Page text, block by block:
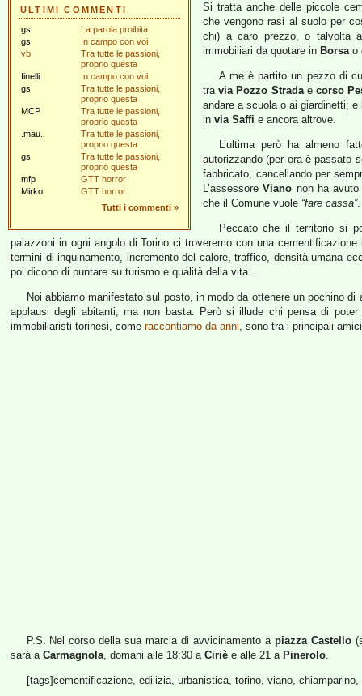
ULTIMI COMMENTI
gs
La parola proibita
gs
In campo con voi
vb
Tra tutte le passioni,
proprio questa
finelli
In campo con voi
gs
Tra tutte le passioni,
proprio questa
MCP
Tra tutte le passioni,
proprio questa
.mau.
Tra tutte le passioni,
proprio questa
gs
Tra tutte le passioni,
proprio questa
mfp
GTT horror
Mirko
GTT horror
Tutti i commenti »
Si tratta anche delle piccole
che vengono rasi al suolo per
chi) a caro prezzo, o talvolta
immobiliari da quotare in Borsao
A me è partito un pezzo di
travia Pozzo Stradaecorso
andare a scuola o ai giardinetti;
in via Saffi e ancora altrove.
L’ultima però ha almeno
autorizzando (per ora è passato
fabbricato, cancellando per
L’assessoreViano non ha
che il Comune vuole “fare cassa”.
Peccato che il territorio si
palazzoni in ogni angolo di Torino ci troveremo con una
termini di inquinamento, incremento del calore, traffico, densità umana
poi dicono di puntare su turismo e qualità della vita…
Noi abbiamo manifestato sul posto, in modo da ottenere un pochino
applausi degli abitanti, ma non basta. Però si illude chi pensa di
immobiliaristi torinesi, come raccontiamo da anni, sono tra i principali
P.S. Nel corso della sua marcia di avvicinamento a piazza Castello
sarà a Carmagnola, domani alle 18:30 a Ciriè e alle 21 a Pinerolo.
[tags]cementificazione, edilizia, urbanistica, torino, viano,